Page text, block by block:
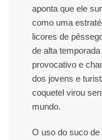
aponta que ele
como uma
licores de
de alta
provocativo e
dos jovens e
coquetel virou
mundo.
O uso do suco